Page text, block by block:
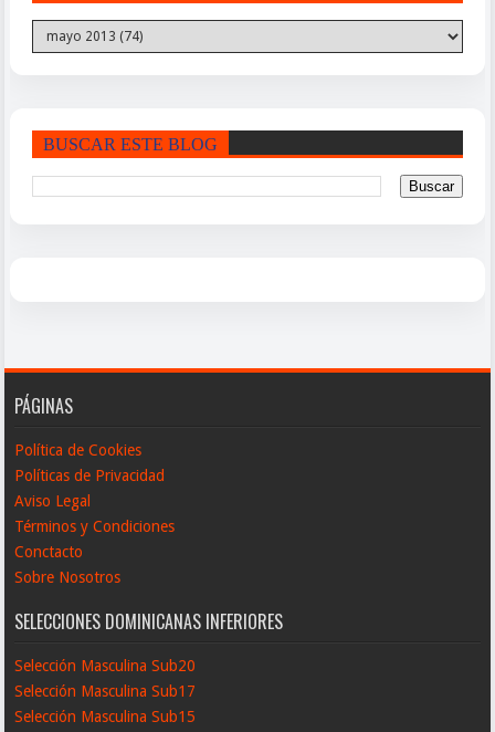
BUSCAR ESTE BLOG
PÁGINAS
Política de Cookies
Políticas de Privacidad
Aviso Legal
Términos y Condiciones
Conctacto
Sobre Nosotros
SELECCIONES DOMINICANAS INFERIORES
Selección Masculina Sub20
Selección Masculina Sub17
Selección Masculina Sub15